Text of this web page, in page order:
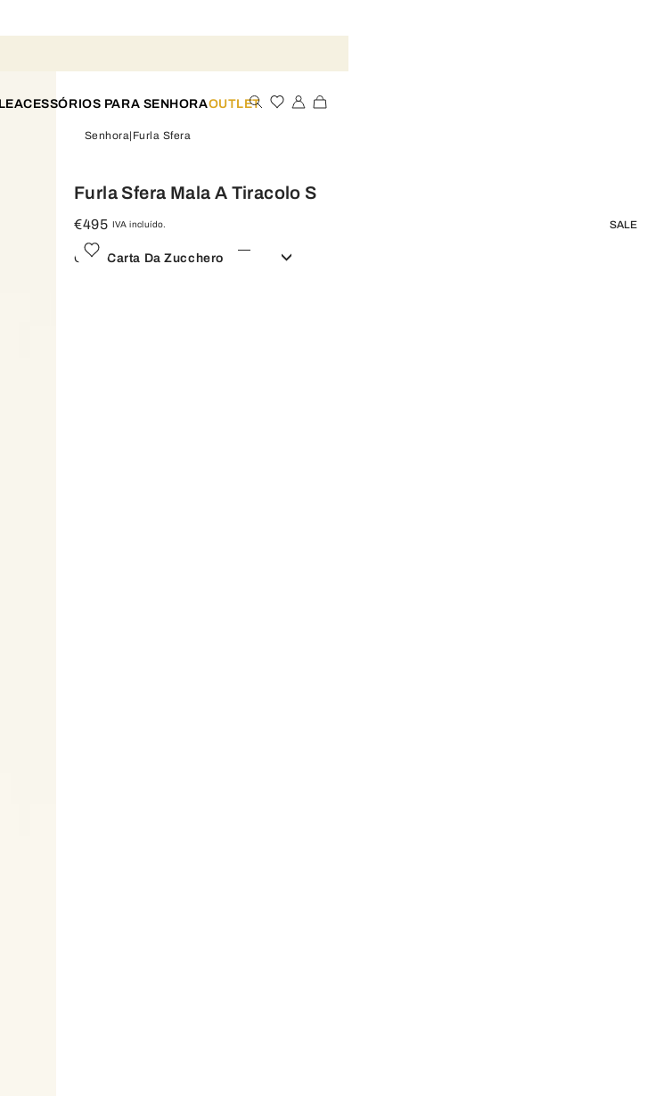
ACESSÓRIOS PARA SENHORAOUTLET
Senhora Furla Sfera
Furla Sfera Mala A Tiracolo S
€495 IVA incluído. SALE
Cor: Carta Da Zucchero